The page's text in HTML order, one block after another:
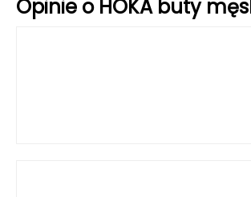
Opinie o HOKA buty